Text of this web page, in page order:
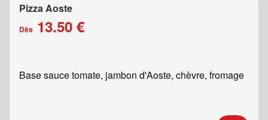
Pizza Aoste
Dès 13.50 €
Base sauce tomate, jambon d'Aoste, chèvre, fromage